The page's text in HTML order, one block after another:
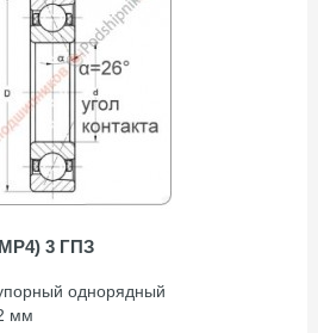
3 ГПЗ
однорядный
мм